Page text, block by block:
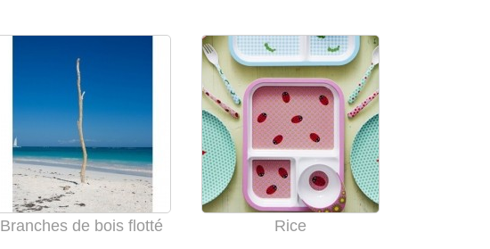
Branches de bois flotté Rice